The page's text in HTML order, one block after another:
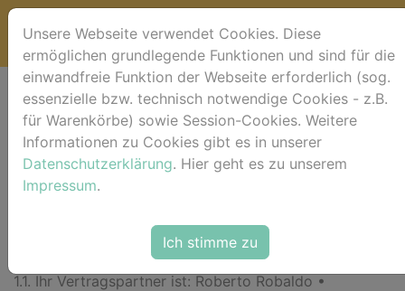
Allgemeine
(AGB)
1. Allgemeines
1.1. Ihr Vertragspartner ist: Roberto Robaldo •
Unsere Webseite verwendet Cookies. Diese
ermöglichen grundlegende Funktionen und sind für die
einwandfreie Funktion der Webseite erforderlich (sog.
essenzielle bzw. technisch notwendige Cookies - z.B.
für Warenkörbe) sowie Session-Cookies. Weitere
Informationen zu Cookies gibt es in unserer
Datenschutzerklärung. Hier geht es zu unserem
Impressum.
Ich stimme zu